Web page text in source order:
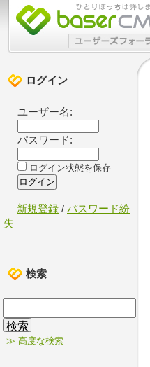
ログイン
ユーザー名:
パスワード:
ログイン状態を保存
新規登録 / パスワード紛
失
検索
≫ 高度な検索